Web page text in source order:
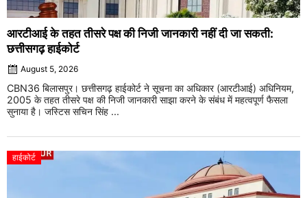
आरटीआई के तहत तीसरे पक्ष की निजी जानकारी नहीं दी जा सकती:
छत्तीसगढ़ हाईकोर्ट
August 5, 2026
CBN36 बिलासपुर। छत्तीसगढ़ हाईकोर्ट ने सूचना का अधिकार (आरटीआई) अधिनियम,
2005 के तहत तीसरे पक्ष की निजी जानकारी साझा करने के संबंध में महत्वपूर्ण फैसला
सुनाया है। जस्टिस सचिन सिंह ...
हाईकोर्ट